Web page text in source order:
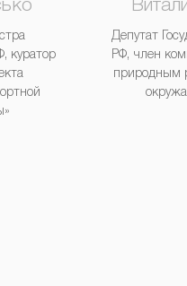
куратор
Депутат
РФ, член
природным